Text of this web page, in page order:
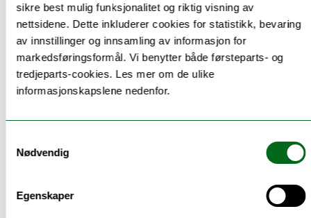
sikre best mulig funksjonalitet og riktig visning av
nettsidene. Dette inkluderer cookies for statistikk, bevaring
av innstillinger og innsamling av informasjon for
markedsføringsformål. Vi benytter både førsteparts- og
tredjeparts-cookies. Les mer om de ulike
informasjonskapslene nedenfor.
Nødvendig
Egenskaper
UIT BALANCE HUB
knytter forskere, undervisere og administrativt
mangfold og privilegiesystemer i akademia.